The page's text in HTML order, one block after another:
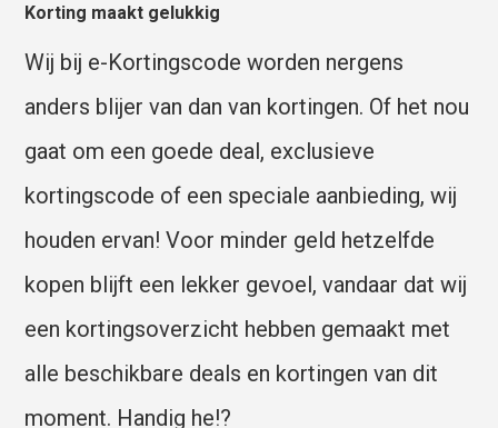
Korting maakt gelukkig
Wij bij e-Kortingscode worden nergens
anders blijer van dan van kortingen. Of het nou
gaat om een goede deal, exclusieve
kortingscode of een speciale aanbieding, wij
houden ervan! Voor minder geld hetzelfde
kopen blijft een lekker gevoel, vandaar dat wij
een kortingsoverzicht hebben gemaakt met
alle beschikbare deals en kortingen van dit
moment. Handig he!?